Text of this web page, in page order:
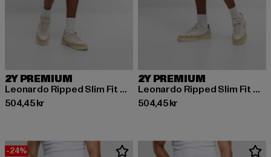
2Y PREMIUM
Leonardo Ripped Slim Fit Shorts
504,45 kr
Nuvarande pris: 504,45 kr
2Y PREMIUM
Leonardo Ripped Slim Fit Shorts
504,45 kr
Nuvarande pris: 504,45 kr
-24%